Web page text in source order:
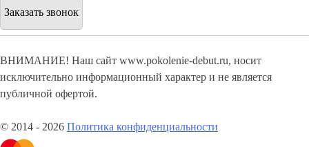
Заказать звонок
ВНИМАНИЕ! Наш сайт www.pokolenie-debut.ru, носит
исключительно информационный характер и не является
публичной офертой.
© 2014 - 2026 Политика конфиденциальности